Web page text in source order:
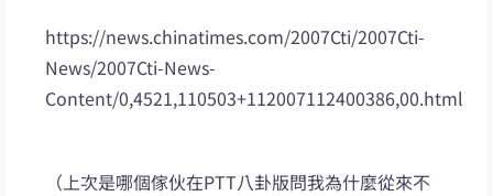
https://news.chinatimes.com/2007Cti/2007Cti-
News/2007Cti-News-
Content/0,4521,110503+112007112400386,00.html
（上次是哪個傢伙在PTT八卦版問我為什麼從來不